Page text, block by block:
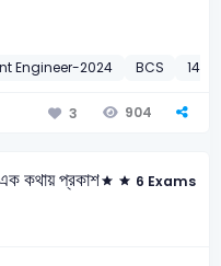
Engineer-2024 BCS 14th
3 904
কথায় প্রকাশ
6 Exams